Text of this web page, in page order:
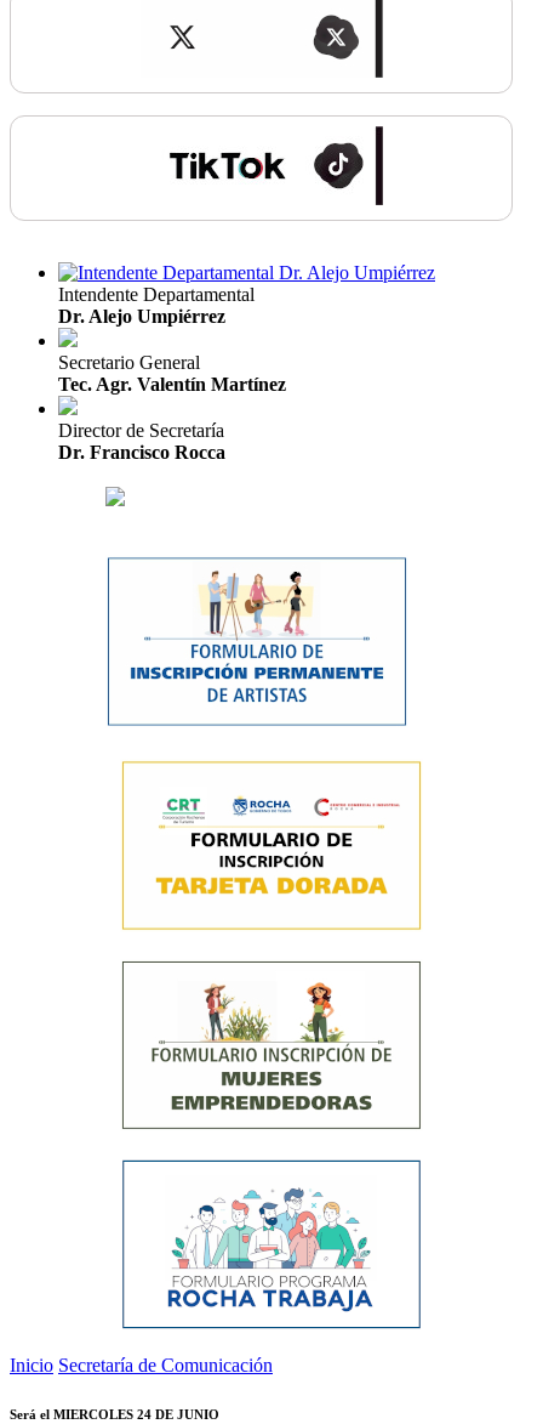
Intendente Departamental
Dr. Alejo Umpiérrez
Secretario General
Tec. Agr. Valentín Martínez
Director de Secretaría
Dr. Francisco Rocca
Inicio Secretaría de Comunicación
Será el MIERCOLES 24 DE JUNIO